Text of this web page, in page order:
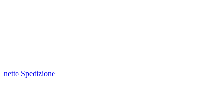
netto Spedizione